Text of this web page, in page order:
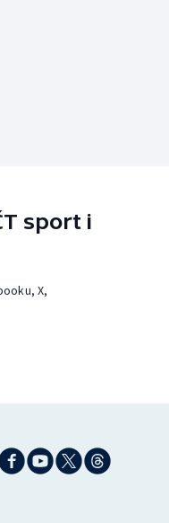
sport i
X,